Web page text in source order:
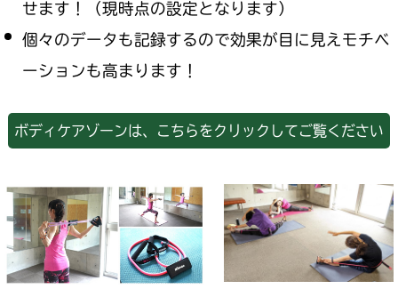
せます！（現時点の設定となります）
個々のデータも記録するので効果が目に見えモチベ
ーションも高まります！
ボディケアゾーンは、こちらをクリックしてご覧ください